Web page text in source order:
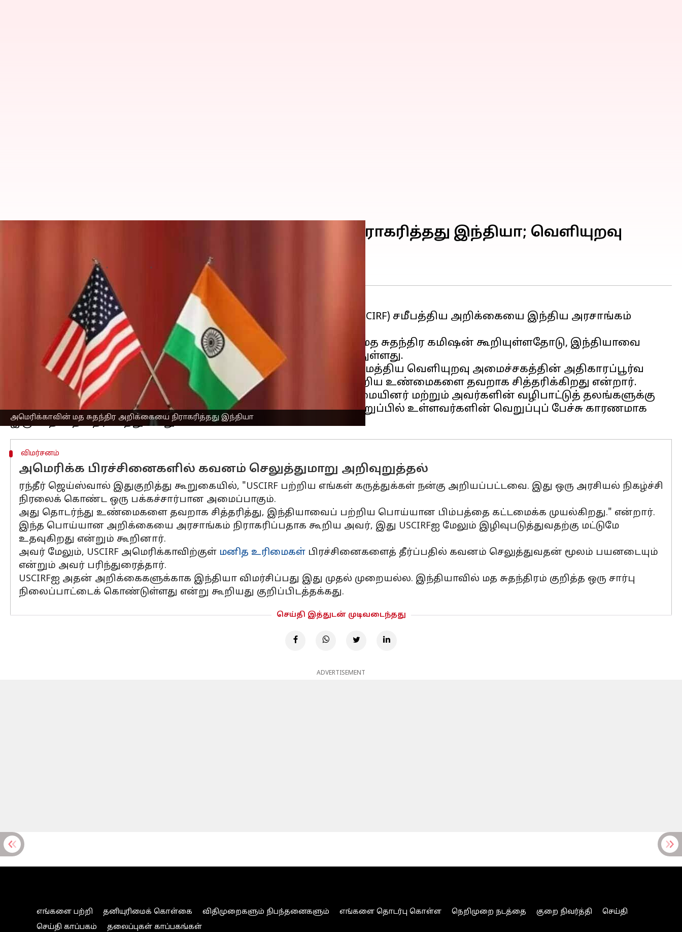
அமெரிக்காவின் மத சுதந்திர அறிக்கையை நிராகரித்தது இந்தியா
அமெரிக்காவின் மத சுதந்திர அறிக்கையை நிராகரித்தது இந்தியா; வெளியுறவு
Sekar Chinnappan
செய்தி முன்னோட்டம்
அமெரிக்கஅரசின் சர்வதேச மத சுதந்திரத்திற்கான கமிஷனின் (USCIRF) சமீபத்திய அறிக்கையை இந்திய அரசாங்கம்
இந்தியாவில் மதச் சுதந்திரம் மோசமடைந்து வருவதாக அமெரிக்க மத சுதந்திர கமிஷன் கூறியுள்ளதோடு, இந்தியாவை
குறிப்பிட்ட பிரச்சினையுள்ள நாடு என்று நியமிக்க அழைப்பு விடுத்துள்ளது.
இந்த அறிக்கை குறித்த ஊடகங்களின் கேள்விகளுக்கு பதிலளித்த மத்திய வெளியுறவு அமைச்சகத்தின் அதிகாரப்பூர்வ
செய்தித் தொடர்பாளர் ரந்தீர் ஜெய்ஸ்வால், இது இந்தியாவைப் பற்றிய உண்மைகளை தவறாக சித்தரிக்கிறது என்றார்.
முன்னதாக, USCIRF ஒரு அறிக்கையில், இந்தியாவில் மத சிறுபான்மையினர் மற்றும் அவர்களின் வழிபாட்டுத் தலங்களுக்கு
எதிரான வன்முறைத் தாக்குதல்களைத் தூண்டுவதற்கு அரசில் பொறுப்பில் உள்ளவர்களின் வெறுப்புப் பேச்சு காரணமாக
விமர்சனம்
அமெரிக்க பிரச்சினைகளில் கவனம் செலுத்துமாறு அறிவுறுத்தல்
ரந்தீர் ஜெய்ஸ்வால் இதுகுறித்து கூறுகையில், "USCIRF பற்றிய எங்கள் கருத்துக்கள் நன்கு அறியப்பட்டவை. இது ஒரு அரசியல் நிகழ்ச்சி
நிரலைக் கொண்ட ஒரு பக்கச்சார்பான அமைப்பாகும்.
அது தொடர்ந்து உண்மைகளை தவறாக சித்தரித்து, இந்தியாவைப் பற்றிய பொய்யான பிம்பத்தை கட்டமைக்க முயல்கிறது." என்றார்.
இந்த பொய்யான அறிக்கையை அரசாங்கம் நிராகரிப்பதாக கூறிய அவர், இது USCIRFஐ மேலும் இழிவுபடுத்துவதற்கு மட்டுமே
உதவுகிறது என்றும் கூறினார்.
அவர் மேலும், USCIRF அமெரிக்காவிற்குள் மனித உரிமைகள் பிரச்சினைகளைத் தீர்ப்பதில் கவனம் செலுத்துவதன் மூலம் பயனடையும்
என்றும் அவர் பரிந்துரைத்தார்.
USCIRFஐ அதன் அறிக்கைகளுக்காக இந்தியா விமர்சிப்பது இது முதல் முறையல்ல. இந்தியாவில் மத சுதந்திரம் குறித்த ஒரு சார்பு
நிலைப்பாட்டைக் கொண்டுள்ளது என்று கூறியது குறிப்பிடத்தக்கது.
செய்தி இத்துடன் முடிவடைந்தது
ADVERTISEMENT
எங்களை பற்றி தனியுரிமைக் கொள்கை விதிமுறைகளும் நிபந்தனைகளும் எங்களை தொடர்பு கொள்ள நெறிமுறை நடத்தை குறை நிவர்த்தி
செய்தி
செய்தி காப்பகம்
தலைப்புகள் காப்பகங்கள்